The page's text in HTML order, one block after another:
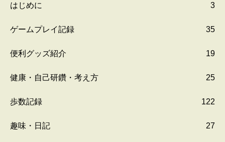
はじめに 3
ゲームプレイ記録 35
便利グッズ紹介 19
健康・自己研鑽・考え方 25
歩数記録 122
趣味・日記 27